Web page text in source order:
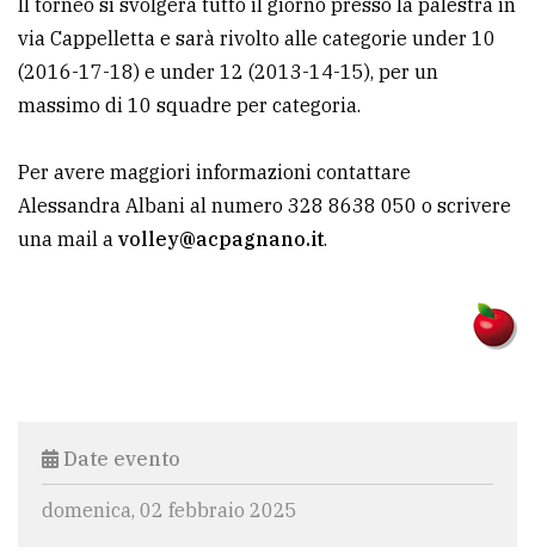
policy
via Cappelletta e sarà rivolto alle categorie under 10
(2016-17-18) e under 12 (2013-14-15), per un
massimo di 10 squadre per categoria.
Per avere maggiori informazioni contattare
Alessandra Albani al numero 328 8638 050 o scrivere
una mail a volley@acpagnano.it.
Date evento
domenica, 02 febbraio 2025